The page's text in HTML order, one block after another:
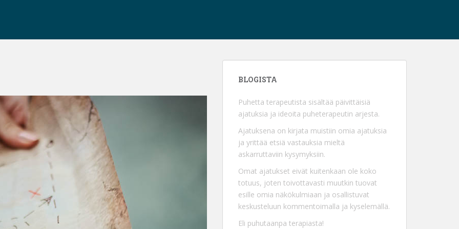
BLOGISTA
Puhetta terapeutista sisältää päivittäisiä
ajatuksia ja ideoita puheterapeutin arjesta.
Ajatuksena on kirjata muistiin omia ajatuksia
ja yrittää etsiä vastauksia mieltä
askarruttaviin kysymyksiin.
Omat ajatukset eivät kuitenkaan ole koko
totuus, joten toivottavasti muutkin tuovat
esille omia näkökulmiaan ja osallistuvat
keskusteluun kommentoimalla ja kyselemällä.
Eli puhutaanpa terapiasta!